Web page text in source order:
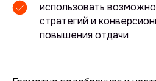
использовать
стратегий и
повышения отдачи